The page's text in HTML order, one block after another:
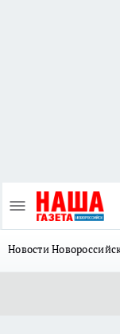
Новости